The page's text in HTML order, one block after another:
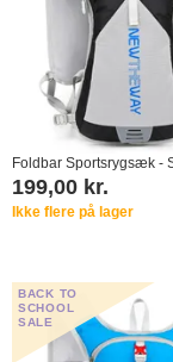
Foldbar Sportsrygsæk -
199,00 kr.
Ikke flere på lager
BACK TO
SCHOOL
SALE